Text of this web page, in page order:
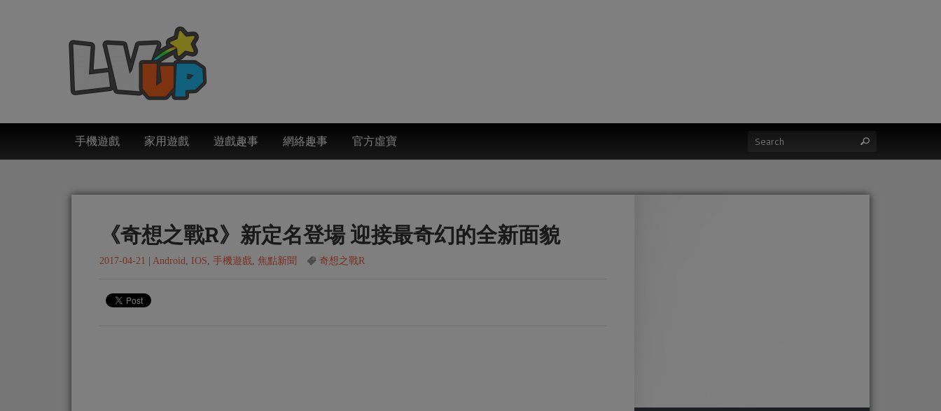
手機遊戲 家用遊戲 遊戲趣事 網絡趣事 官方虛寶
《奇想之戰R》新定名登場 迎接最奇幻的全新面貌
2017-04-21 Android, IOS, 手機遊戲, 焦點新聞 奇想之戰R